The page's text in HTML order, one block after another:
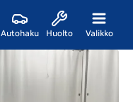
Autohaku Huolto Valikko